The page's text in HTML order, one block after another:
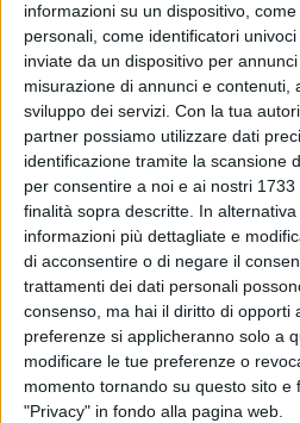
informazioni su un dispositivo,
personali, come identificatori
inviate da un dispositivo per
misurazione di annunci e contenuti,
sviluppo dei servizi. Con la tua
partner possiamo utilizzare dati
identificazione tramite la scansione
per consentire a noi e ai nostri
finalità sopra descritte. In
informazioni più dettagliate e
di acconsentire o di negare il
trattamenti dei dati personali
consenso, ma hai il diritto di opporti
preferenze si applicheranno solo a
modificare le tue preferenze o
momento tornando su questo sito e
"Privacy" in fondo alla pagina web.
BAT - 15 GENNAIO 2019
Metronotte
fuga
BISCEGLIE - 14 GENNAIO
Angarano deplora
Vittorio Emanuele II
1 BISCEGLIE - 14 GENNAIO 2019
In carcere due
Procura di Trani
BISCEGLIE - 13 GENNAIO
Malore alla guida,
della "Don Tonino